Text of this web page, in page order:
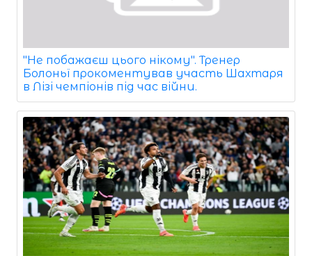
"Не побажаєш цього нікому". Тренер
Болоньї прокоментував участь Шахтаря
в Лізі чемпіонів під час війни.